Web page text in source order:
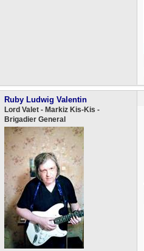
Ruby Ludwig Valentin
Lord Valet - Markiz Kis-Kis -
Brigadier General